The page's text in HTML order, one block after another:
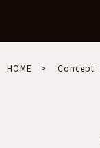
HOME Concept